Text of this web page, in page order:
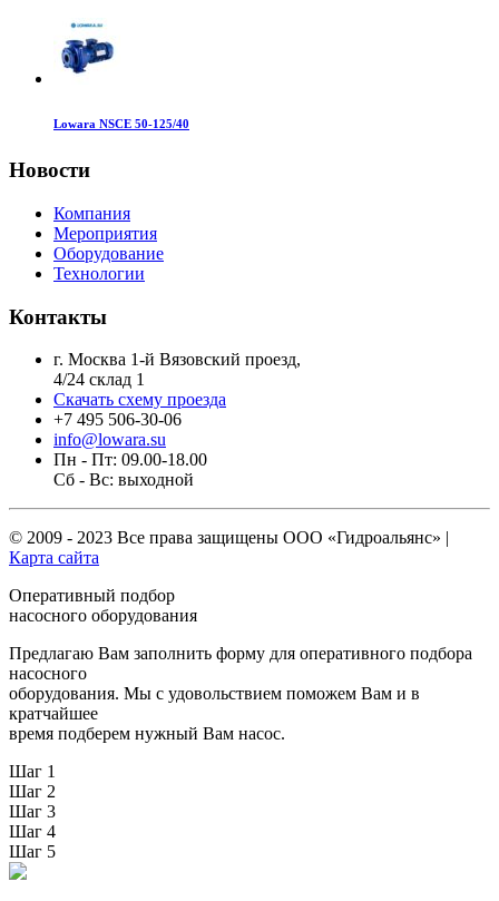
Lowara NSCE 50-125/40
Новости
Компания
Мероприятия
Оборудование
Технологии
Контакты
г. Москва 1-й Вязовский проезд,
4/24 склад 1
Скачать схему проезда
+7 495 506-30-06
info@lowara.su
Пн - Пт: 09.00-18.00
Сб - Вс: выходной
© 2009 - 2023 Все права защищены ООО «Гидроальянс» |
Карта сайта
Оперативный подбор
насосного оборудования
Предлагаю Вам заполнить форму для оперативного подбора
насосного
оборудования. Мы с удовольствием поможем Вам и в
кратчайшее
время подберем нужный Вам насос.
Шаг 1
Шаг 2
Шаг 3
Шаг 4
Шаг 5